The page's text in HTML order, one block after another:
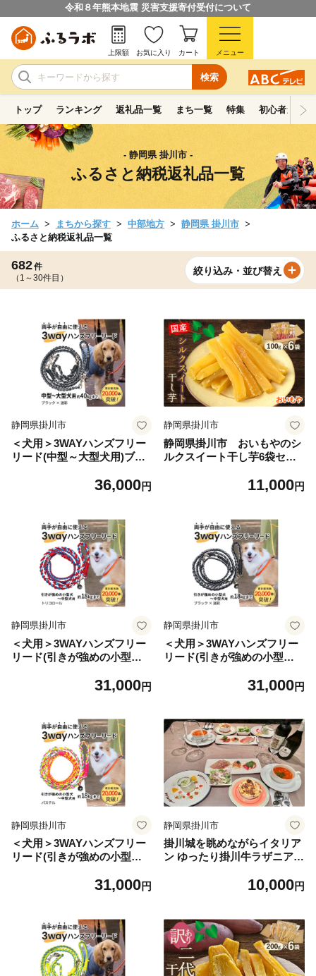
令和８年熊本地震 災害支援寄付受付について
検索
上限額 お気に入り カート メニュー
トップ ランキング 返礼品一覧 まち一覧 特集 初心者ガイド
- 静岡県 掛川市 -
ふるさと納税返礼品一覧
ホーム まちから探す 中部地方
静岡県 掛川市
ふるさと納税返礼品一覧
682件
（1～30件目）
絞り込み・並び替え
静岡県掛川市
＜犬用＞3WAYハンズフリー
リード(中型～大型犬用)ブラ
36,000円
静岡県掛川市
静岡県掛川市 おいもやのシ
ルクスイート干し芋6袋セッ
11,000円
静岡県掛川市
＜犬用＞3WAYハンズフリー
リード(引きが強めの小型～
ルデンママ＞【1743151】
31,000円
静岡県掛川市
＜犬用＞3WAYハンズフリー
リード(引きが強めの小型～
ルデンママ＞【1743152】
31,000円
静岡県掛川市
＜犬用＞3WAYハンズフリー
リード(引きが強めの小型～
ンママ＞【1743153】31,000円
静岡県掛川市
掛川城を眺めながらイタリア
ン ゆったり掛川牛ラザニアコ
10,000円